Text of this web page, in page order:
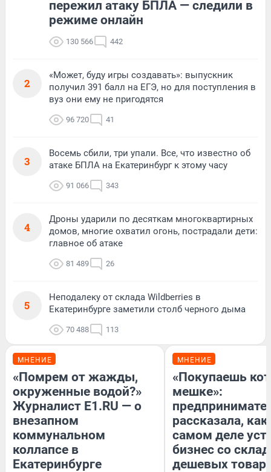
пережил атаку БПЛА — следили в
режиме онлайн
130 566 442
2
«Может, буду игры создавать»: выпускник
получил 391 балл на ЕГЭ, но для поступления в
вуз они ему не пригодятся
96 720 41
3
Восемь сбили, три упали. Все, что известно об
атаке БПЛА на Екатеринбург к этому часу
91 066 343
4
Дроны ударили по десяткам многоквартирных
домов, многие охватил огонь, пострадали дети:
главное об атаке
81 489 26
5
Неподалеку от склада Wildberries в
Екатеринбурге заметили столб черного дыма
70 488 113
МНЕНИЕ
«Помрем от жажды,
окруженные водой?»
Журналист E1.RU — о
внезапном
коммунальном
коллапсе в
Екатеринбурге
МНЕНИЕ
«Покупаешь
мешке»:
рассказала, как
самом деле
бизнес со
дешевых